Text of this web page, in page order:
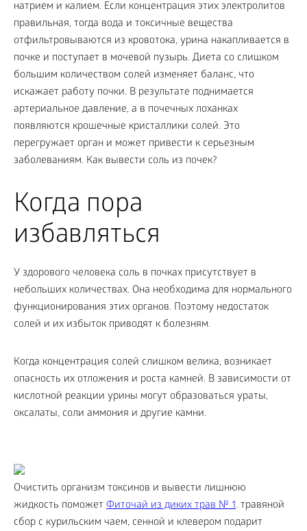
натрием и калием. Если концентрация этих электролитов
правильная, тогда вода и токсичные вещества
отфильтровываются из кровотока, урина накапливается в
почке и поступает в мочевой пузырь. Диета со слишком
большим количеством солей изменяет баланс, что
искажает работу почки. В результате поднимается
артериальное давление, а в почечных лоханках
появляются крошечные кристаллики солей. Это
перегружает орган и может привести к серьезным
заболеваниям. Как вывести соль из почек?
Когда пора
избавляться
У здорового человека соль в почках присутствует в
небольших количествах. Она необходима для нормального
функционирования этих органов. Поэтому недостаток
солей и их избыток приводят к болезням.
Когда концентрация солей слишком велика, возникает
опасность их отложения и роста камней. В зависимости от
кислотной реакции урины могут образоваться ураты,
оксалаты, соли аммония и другие камни.
Очистить организм токсинов и вывести лишнюю
жидкость поможет Фиточай из диких трав № 1. травяной
сбор с курильским чаем, сенной и клевером подарит